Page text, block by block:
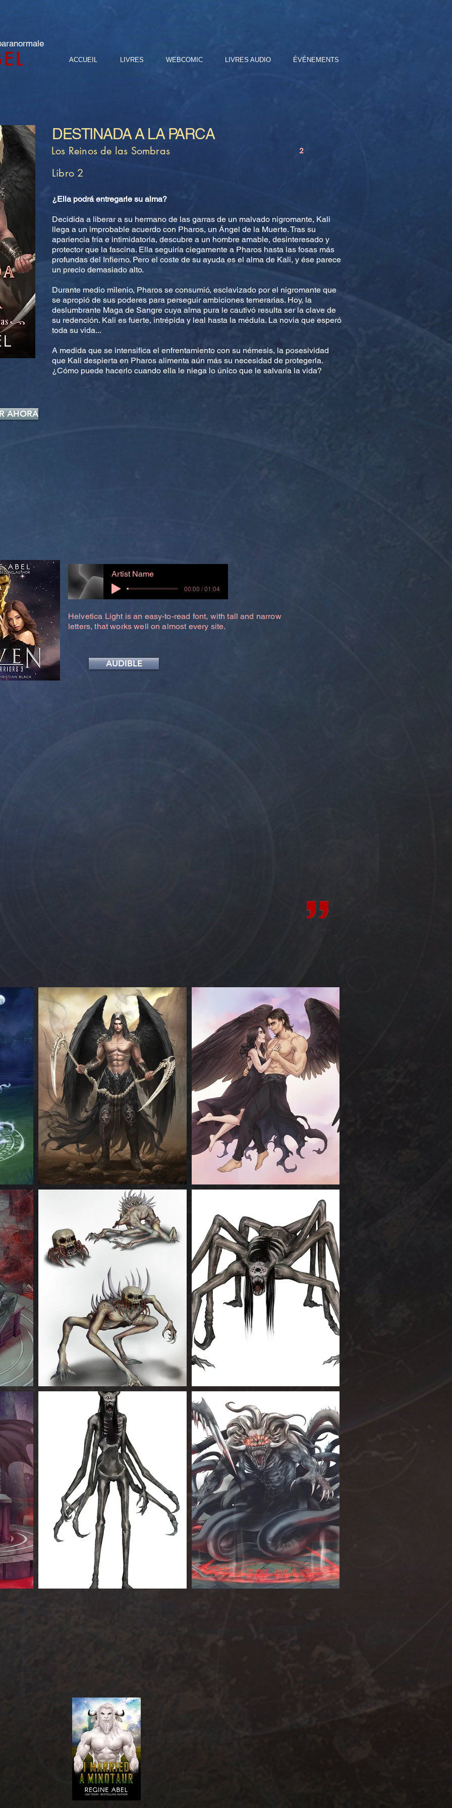
ACCUEIL LIVRES WEBCOMIC LIVRES AUDIO ÉVÉNEMENTS
DESTINADA A LA PARCA
Los Reinos de las Sombras 2
Libro 2
¿Ella podrá entregarle su alma?
Decidida a liberar a su hermano de las garras de un malvado nigromante, Kali
llega a un improbable acuerdo con Pharos, un Ángel de la Muerte. Tras su
apariencia fría e intimidatoria, descubre a un hombre amable, desinteresado y
protector que la fascina. Ella seguiría ciegamente a Pharos hasta las fosas más
profundas del Infierno. Pero el coste de su ayuda es el alma de Kali, y ése parece
un precio demasiado alto.
Durante medio milenio, Pharos se consumió, esclavizado por el nigromante que
se apropió de sus poderes para perseguir ambiciones temerarias. Hoy, la
deslumbrante Maga de Sangre cuya alma pura le cautivó resulta ser la clave de
su redención. Kali es fuerte, intrépida y leal hasta la médula. La novia que esperó
toda su vida...
A medida que se intensifica el enfrentamiento con su némesis, la posesividad
que Kali despierta en Pharos alimenta aún más su necesidad de protegerla.
¿Cómo puede hacerlo cuando ella le niega lo único que le salvaría la vida?
AHORA
Artist Name
00:00 / 01:04
Helvetica Light is an easy-to-read font, with tall and narrow
letters, that works well on almost every site.
AUDIBLE